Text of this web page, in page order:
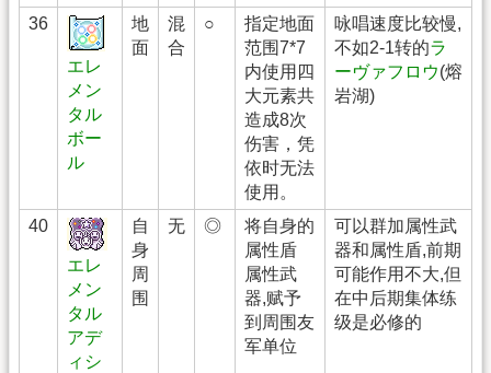
36
エレ
メン
タル
ボー
ル
地
面
混
合
○
指定地面
范围7*7
内使用四
大元素共
造成8次
伤害，凭
依时无法
使用。
咏唱速度比较慢,
不如2-1转的ラ
ーヴァフロウ(熔
岩湖)
40
エレ
メン
タル
アデ
ィシ
自
身
周
围
无 ◎
将自身的
属性盾
属性武
器,赋予
到周围友
军单位
可以群加属性武
器和属性盾,前期
可能作用不大,但
在中后期集体练
级是必修的